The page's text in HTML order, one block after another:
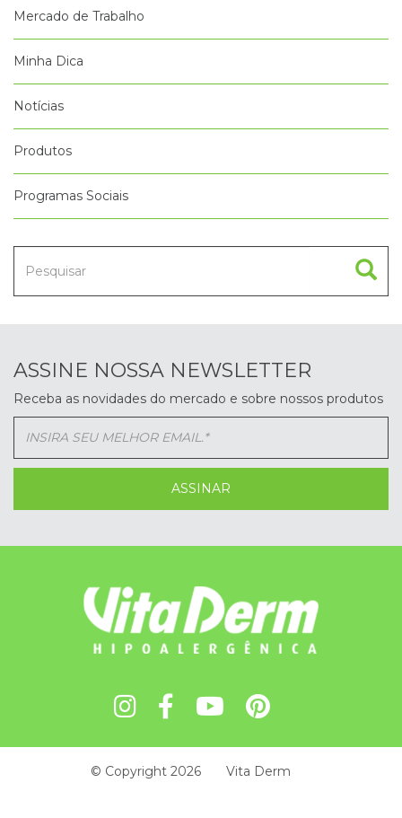
Mercado de Trabalho
Minha Dica
Notícias
Produtos
Programas Sociais
ASSINE NOSSA NEWSLETTER
Receba as novidades do mercado e sobre nossos produtos
© Copyright 2026 Vita Derm